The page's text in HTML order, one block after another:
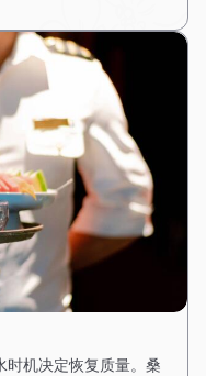
时机决定恢复质量。桑